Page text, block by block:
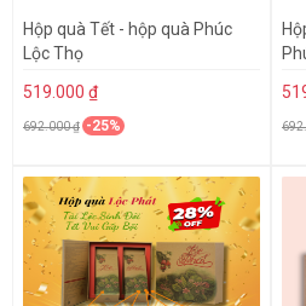
Hộp quà Tết - hộp quà Phúc
Lộc Thọ
519.000 ₫
692.000 ₫ -25%